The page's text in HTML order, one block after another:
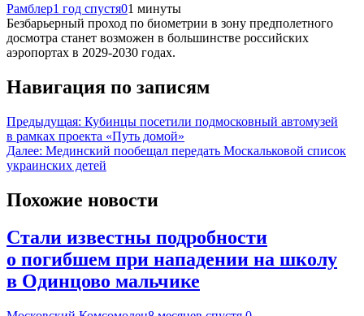
Рамблер1 год спустя01 минуты
Безбарьерный проход по биометрии в зону предполетного
досмотра станет возможен в большинстве российских
аэропортах в 2029-2030 годах.
Навигация по записям
Предыдущая: Кубинцы посетили подмосковный автомузей
в рамках проекта «Путь домой»
Далее: Мединский пообещал передать Москальковой список
украинских детей
Похожие новости
Стали известны подробности
о погибшем при нападении на школу
в Одинцово мальчике